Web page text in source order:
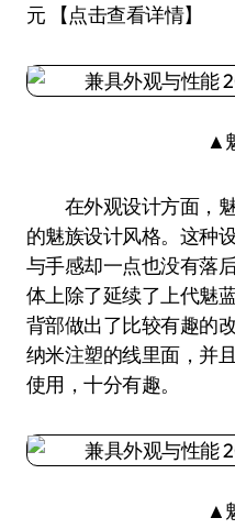
元 【点击查看详情】
▲
在外观设计方面，魅
的魅族设计风格。这种
与手感却一点也没有落
体上除了延续了上代魅
背部做出了比较有趣的
纳米注塑的线里面，并
使用，十分有趣。
▲